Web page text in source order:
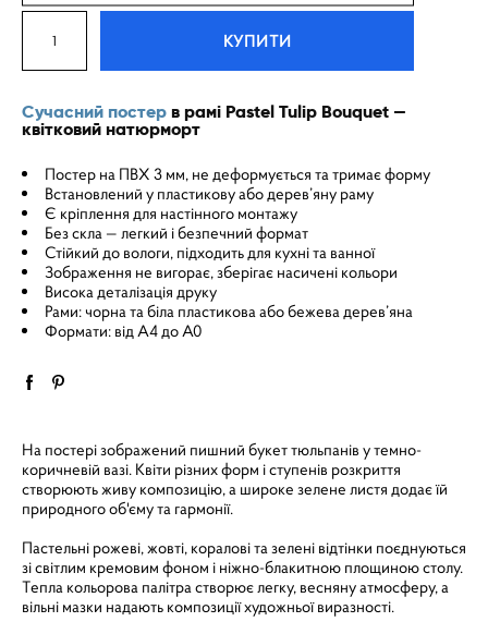
КУПИТИ
Сучасний постер в рамі Pastel Tulip Bouquet —
квітковий натюрморт
Постер на ПВХ 3 мм, не деформується та тримає форму
Встановлений у пластикову або дерев’яну раму
Є кріплення для настінного монтажу
Без скла — легкий і безпечний формат
Стійкий до вологи, підходить для кухні та ванної
Зображення не вигорає, зберігає насичені кольори
Висока деталізація друку
Рами: чорна та біла пластикова або бежева дерев’яна
Формати: від A4 до A0
На постері зображений пишний букет тюльпанів у темно-
коричневій вазі. Квіти різних форм і ступенів розкриття
створюють живу композицію, а широке зелене листя додає їй
природного об'єму та гармонії.
Пастельні рожеві, жовті, коралові та зелені відтінки поєднуються
зі світлим кремовим фоном і ніжно-блакитною площиною столу.
Тепла кольорова палітра створює легку, весняну атмосферу, а
вільні мазки надають композиції художньої виразності.